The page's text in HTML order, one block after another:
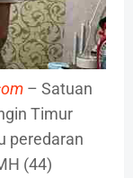
– Satuan
Timur
peredaran
(44)